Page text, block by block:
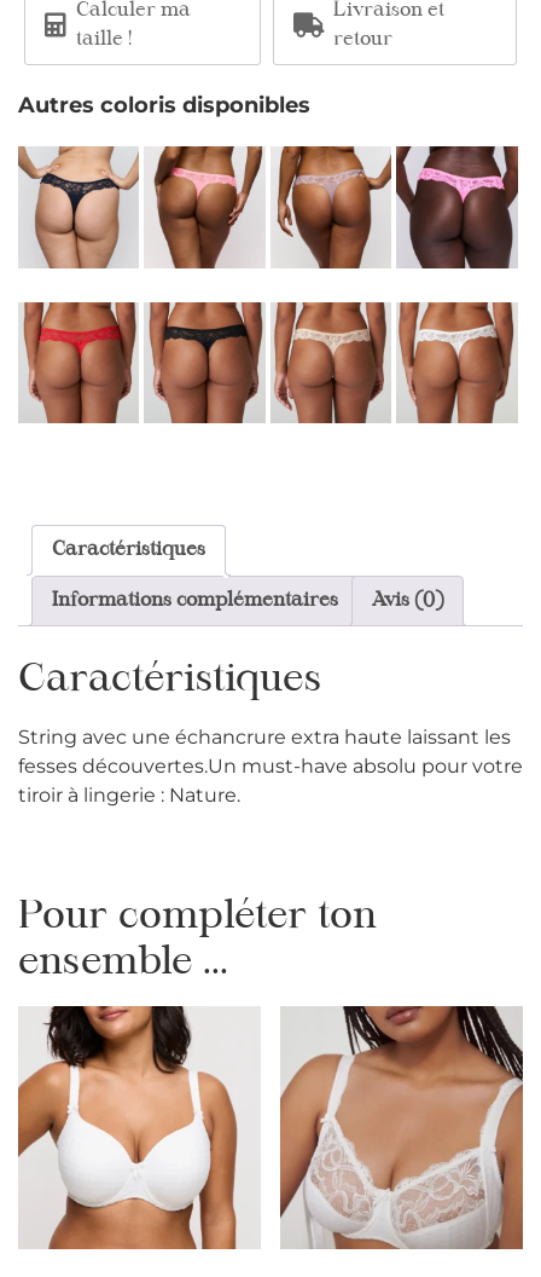
Calculer ma
taille !
Livraison et
retour
Autres coloris disponibles
Caractéristiques
Informations complémentaires Avis (0)
Caractéristiques
String avec une échancrure extra haute laissant les
fesses découvertes.Un must-have absolu pour votre
tiroir à lingerie : Nature.
Pour compléter ton
ensemble ...